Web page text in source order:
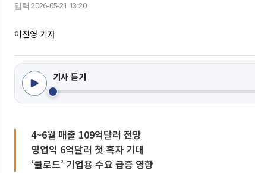
입력 2026-05-21 13:20
이진영 기자
기사 듣기
4~6월 매출 109억달러 전망
영업익 6억달러 첫 흑자 기대
‘클로드’ 기업용 수요 급증 영향